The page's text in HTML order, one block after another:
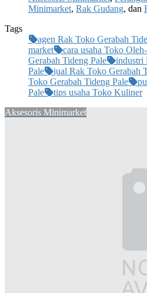
Minimarket, Rak Gudang, dan
Tags
agen Rak Toko Gerabah
market
cara usaha Toko
Gerabah Tideng Pale
industri
Pale
jual Rak Toko Gerabah
Toko Gerabah Tideng Pale
Pale
tips usaha Toko Kuliner
Aksesoris Minimarket